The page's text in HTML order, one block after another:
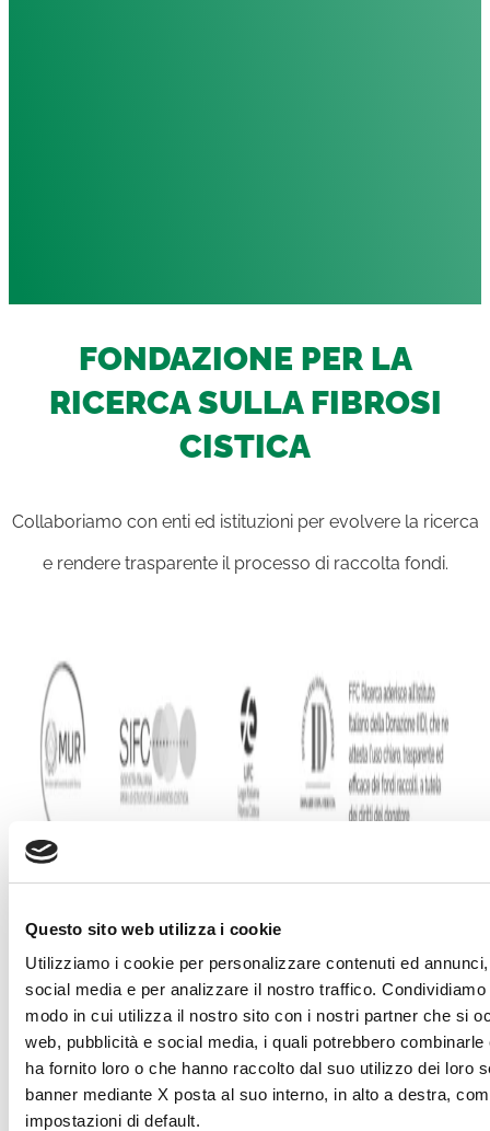
Questo sito web utilizza i cookie
Utilizziamo i cookie per personalizzare contenuti ed
social media e per analizzare il nostro traffico.
modo in cui utilizza il nostro sito con i nostri partner che si
web, pubblicità e social media, i quali potrebbero
ha fornito loro o che hanno raccolto dal suo utilizzo dei loro
banner mediante X posta al suo interno, in alto a destra,
impostazioni di default.
FONDAZIONE PER LA
RICERCA SULLA FIBROSI
CISTICA
Collaboriamo con enti ed istituzioni per evolvere la ricerca
e rendere trasparente il processo di raccolta fondi.